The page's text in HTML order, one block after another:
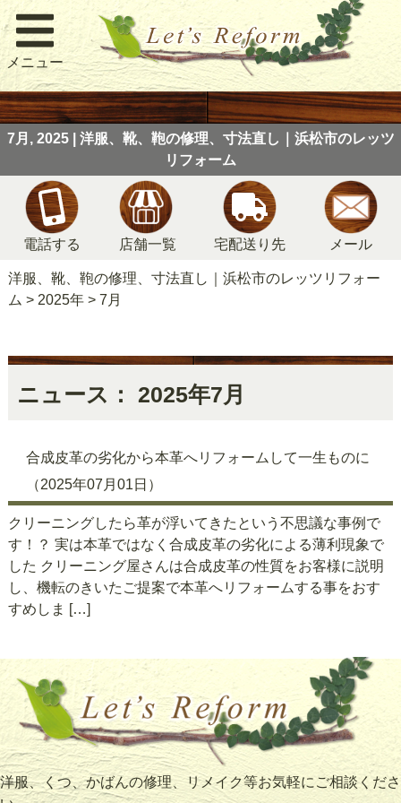
メニュー
7月, 2025 | 洋服、靴、鞄の修理、寸法直し｜浜松市のレッツ
リフォーム
電話する 店舗一覧 宅配送り先 メール
洋服、靴、鞄の修理、寸法直し｜浜松市のレッツリフォー
ム > 2025年> 7月
ニュース： 2025年7月
合成皮革の劣化から本革へリフォームして一生ものに
（2025年07月01日）
クリーニングしたら革が浮いてきたという不思議な事例で
す！？ 実は本革ではなく合成皮革の劣化による薄利現象で
した クリーニング屋さんは合成皮革の性質をお客様に説明
し、機転のきいたご提案で本革へリフォームする事をおす
すめしま […]
洋服、くつ、かばんの修理、リメイク等お気軽にご相談くださ